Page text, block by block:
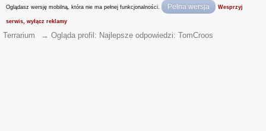
Oglądasz wersję mobilną, która nie ma pełnej funkcjonalności. Pełna wersja Wesprzyj
serwis, wyłącz reklamy
Terrarium → Ogląda profil: Najlepsze odpowiedzi: TomCroos